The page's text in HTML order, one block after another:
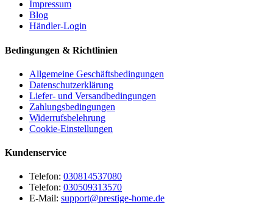
Impressum
Blog
Händler-Login
Bedingungen & Richtlinien
Allgemeine Geschäftsbedingungen
Datenschutzerklärung
Liefer- und Versandbedingungen
Zahlungsbedingungen
Widerrufsbelehrung
Cookie-Einstellungen
Kundenservice
Telefon: 030814537080
Telefon: 030509313570
E-Mail: support@prestige-home.de